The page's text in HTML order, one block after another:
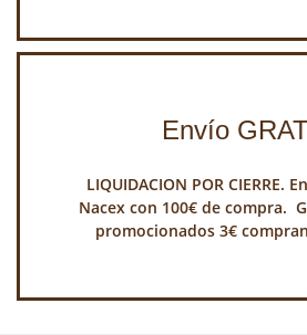
Envío
LIQUIDACION POR CIERRE.
Nacex con 100€ de compra.
promocionados 3€